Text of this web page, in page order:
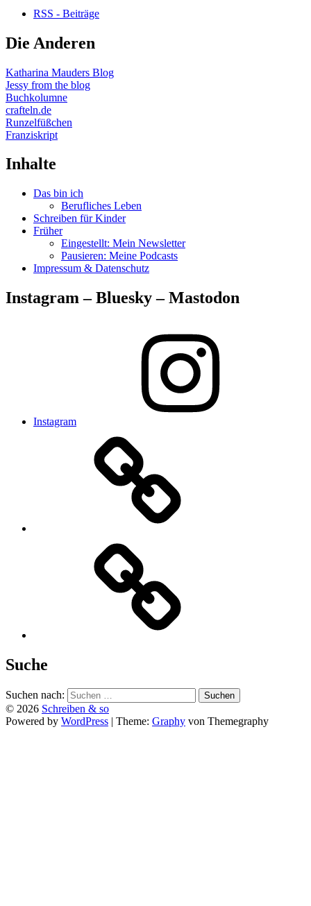
RSS - Beiträge
Die Anderen
Katharina Mauders Blog
Jessy from the blog
Buchkolumne
crafteln.de
Runzelfüßchen
Franziskript
Inhalte
Das bin ich
Berufliches Leben
Schreiben für Kinder
Früher
Eingestellt: Mein Newsletter
Pausieren: Meine Podcasts
Impressum & Datenschutz
Instagram – Bluesky – Mastodon
Instagram
Suche
Suchen nach:
© 2026 Schreiben & so
Powered by WordPress | Theme: Graphy von Themegraphy